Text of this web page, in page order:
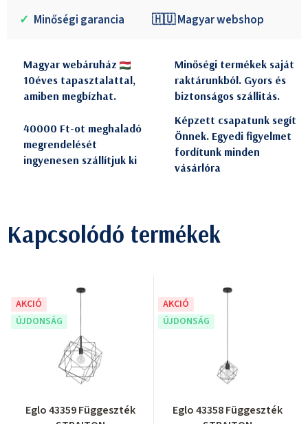
✓ Minőségi garancia 🇭🇺 Magyar webshop
Magyar webáruház
10éves tapasztalattal,
amiben megbízhat.
Minőségi termékek saját
raktárunkból. Gyors és
biztonságos szállitás.
40000 Ft-ot meghaladó
megrendelését
ingyenesen szállítjuk ki
Képzett csapatunk segít
Önnek. Egyedi figyelmet
fordítunk minden
vásárlóra
Kapcsolódó termékek
AKCIÓ
ÚJDONSÁG
Eglo 43359 Függeszték
AKCIÓ
ÚJDONSÁG
Eglo 43358 Függeszték